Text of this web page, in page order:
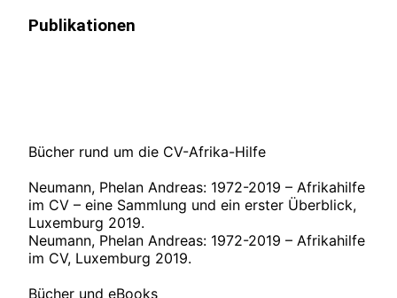
Publikationen
Bücher rund um die CV-Afrika-Hilfe
Neumann, Phelan Andreas: 1972-2019 – Afrikahilfe
im CV – eine Sammlung und ein erster Überblick,
Luxemburg 2019.
Neumann, Phelan Andreas: 1972-2019 – Afrikahilfe
im CV, Luxemburg 2019.
Bücher und eBooks